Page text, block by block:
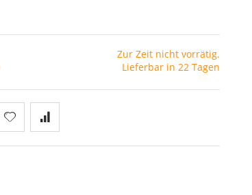
Zur Zeit nicht vorrätig.
Lieferbar in 22 Tagen